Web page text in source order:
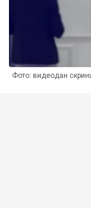
Фото: видеодан